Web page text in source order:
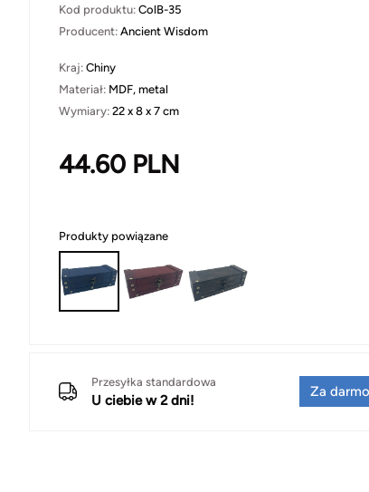
Kod produktu: ColB-35
Producent: Ancient Wisdom
Kraj: Chiny
Materiał: MDF, metal
Wymiary: 22 x 8 x 7 cm
44.60 PLN
Produkty powiązane
Przesyłka standardowa
U ciebie w 2 dni!
Za